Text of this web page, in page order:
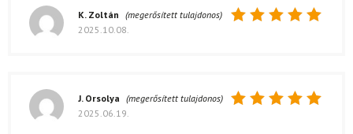
K. Zoltán (megerősített tulajdonos)
2025.10.08.
J. Orsolya (megerősített tulajdonos)
2025.06.19.